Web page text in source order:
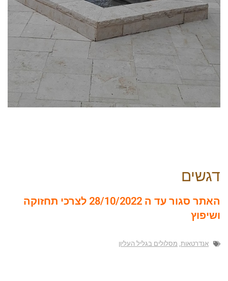
דגשים
האתר סגור עד ה 28/10/2022 לצרכי תחזוקה
ושיפוץ
אנדרטאות, מסלולים בגליל העליון